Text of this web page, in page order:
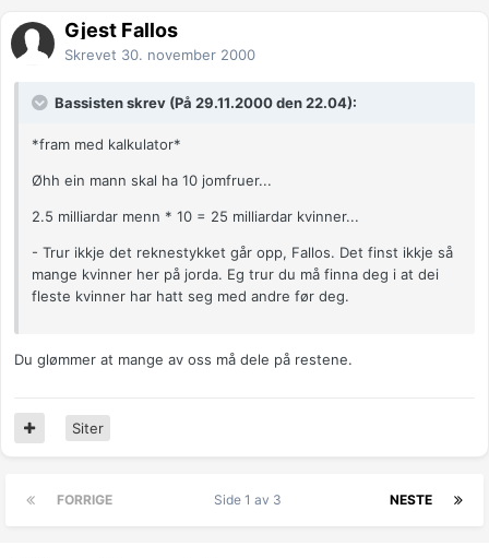
Gjest Fallos
Skrevet 30. november 2000
Bassisten skrev (På 29.11.2000 den 22.04):
*fram med kalkulator*
Øhh ein mann skal ha 10 jomfruer...
2.5 milliardar menn * 10 = 25 milliardar kvinner...
- Trur ikkje det reknestykket går opp, Fallos. Det finst ikkje så
mange kvinner her på jorda. Eg trur du må finna deg i at dei
fleste kvinner har hatt seg med andre før deg.
Du glømmer at mange av oss må dele på restene.
Siter
FORRIGE NESTE
Side 1 av 3